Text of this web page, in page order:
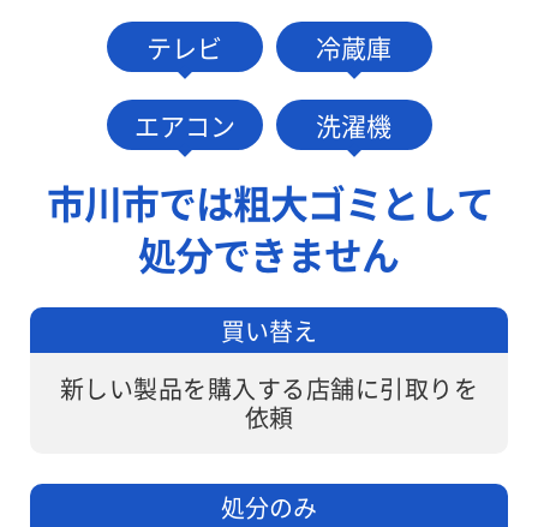
題ありませ
ん。市川市内
でお伺いしま
自治体へ連
絡・手続きす
ません。
込むか小売業
者に引取りを
依頼して処分
しますが、ワ
なら面倒な手
続きは不要で
す。
テレビ 冷蔵庫
エアコン 洗濯機
市川市では粗大ゴミとして
処分できません
買い替え
新しい製品を購入する店舗に引取りを
依頼
処分のみ